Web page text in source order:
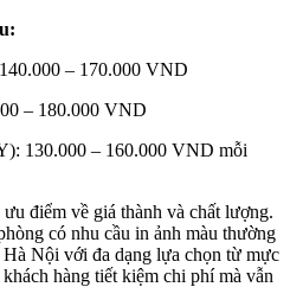
– 170.000 VND
– 180.000 VND
130.000 – 160.000 VND mỗi
điểm về giá thành và chất lượng.
có nhu cầu in ảnh màu thường
Nội với đa dạng lựa chọn từ mực
hàng tiết kiệm chi phí mà vẫn